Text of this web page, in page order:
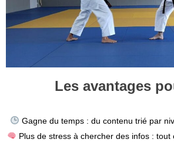
Les avantages
Gagne du temps : du contenu trié par
Plus de stress à chercher des infos :